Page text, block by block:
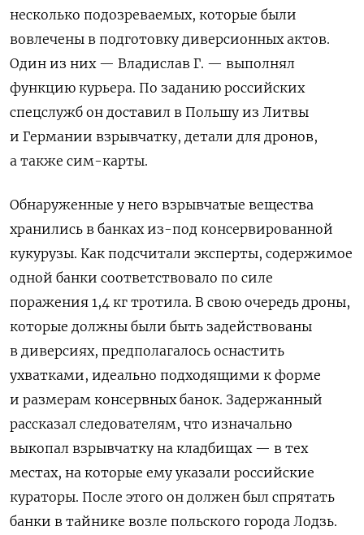
несколько подозреваемых, которые были
вовлечены в подготовку диверсионных актов.
Один из них — Владислав Г. — выполнял
функцию курьера. По заданию российских
спецслужб он доставил в Польшу из Литвы
и Германии взрывчатку, детали для дронов,
а также сим-карты.
Обнаруженные у него взрывчатые вещества
хранились в банках из-под консервированной
кукурузы. Как подсчитали эксперты, содержимое
одной банки соответствовало по силе
поражения 1,4 кг тротила. В свою очередь дроны,
которые должны были быть задействованы
в диверсиях, предполагалось оснастить
ухватками, идеально подходящими к форме
и размерам консервных банок. Задержанный
рассказал следователям, что изначально
выкопал взрывчатку на кладбищах — в тех
местах, на которые ему указали российские
кураторы. После этого он должен был спрятать
банки в тайнике возле польского города Лодзь.